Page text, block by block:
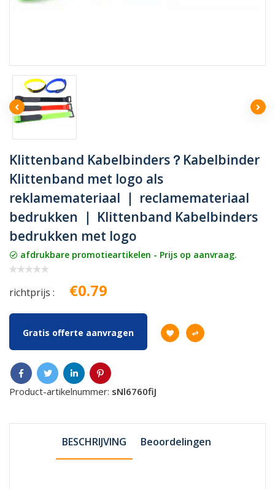
Klittenband Kabelbinders？Kabelbinder
Klittenband met logo als
reklamemateriaal ｜ reclamemateriaal
bedrukken ｜ Klittenband Kabelbinders
bedrukken met logo
afdrukbare promotieartikelen - Prijs op aanvraag.
richtprijs : €0.79
Gratis offerte aanvragen
Product-artikelnummer: sNl6760fiJ
BESCHRIJVING Beoordelingen